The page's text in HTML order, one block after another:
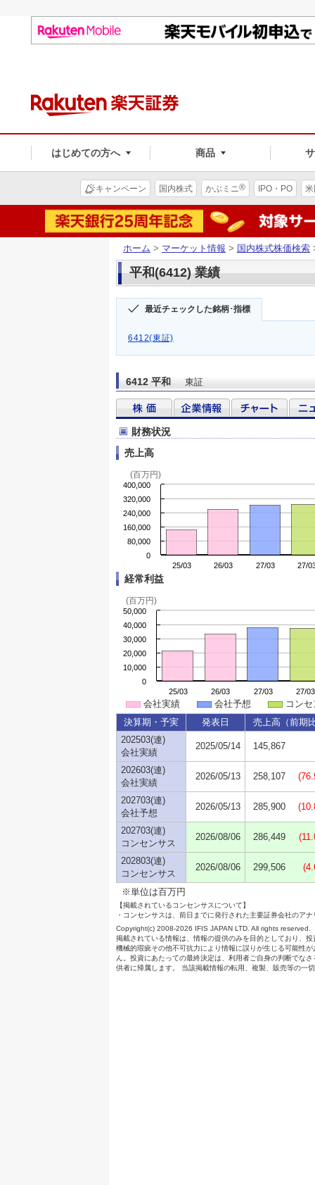
はじめての方へ 商品
キャンペーン 国内株式 かぶミニ® IPO・PO
ホーム > マーケット情報 > 国内株式株価検索
平和(6412) 業績
最近チェックした銘柄･指標
6412(東証)
6412 平和 東証